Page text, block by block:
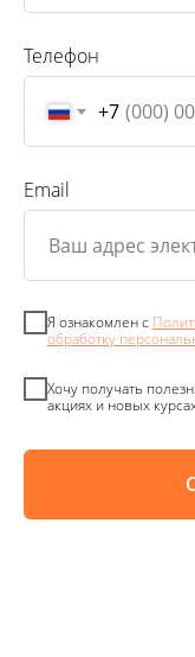
Телефон
+7
Email
Я ознакомлен с
обработку
Хочу получать
акциях и новых